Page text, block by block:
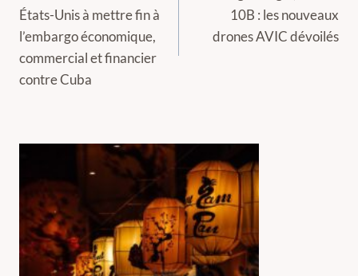
l’article
États-Unis à mettre fin à
l’embargo économique,
commercial et financier
contre Cuba
10B : les nouveaux
drones AVIC dévoilés